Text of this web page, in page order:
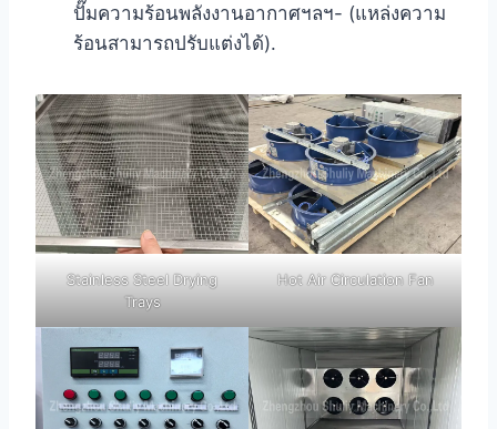
ปั๊มความร้อนพลังงานอากาศฯลฯ- (แหล่งความ
ร้อนสามารถปรับแต่งได้).
Stainless Steel Drying
Trays
Hot Air Circulation Fan